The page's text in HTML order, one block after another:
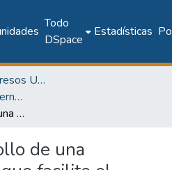
Todo
DSpace
Estadísticas
Memorias de Congresos UTP
2017: 4to Congreso Internacional AmITIC 2017, Aplicando nuevas tecnologías
Diseño y desarrollo de una aplicación móvil que facilite el seguimiento y control de pacientes hipertensos en Panamá
de una